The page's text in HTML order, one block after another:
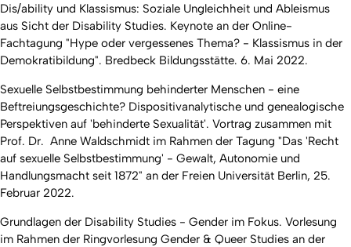
Dis/ability und Klassismus: Soziale Ungleichheit und Ableismus
aus Sicht der Disability Studies. Keynote an der Online-
Fachtagung "Hype oder vergessenes Thema? - Klassismus in der
Demokratibildung". Bredbeck Bildungsstätte. 6. Mai 2022.
Sexuelle Selbstbestimmung behinderter Menschen - eine
Beftreiungsgeschichte? Dispositivanalytische und genealogische
Perspektiven auf 'behinderte Sexualität'. Vortrag zusammen mit
Prof. Dr. Anne Waldschmidt im Rahmen der Tagung "Das 'Recht
auf sexuelle Selbstbestimmung' - Gewalt, Autonomie und
Handlungsmacht seit 1872" an der Freien Universität Berlin, 25.
Februar 2022.
Grundlagen der Disability Studies - Gender im Fokus. Vorlesung
im Rahmen der Ringvorlesung Gender & Queer Studies an der